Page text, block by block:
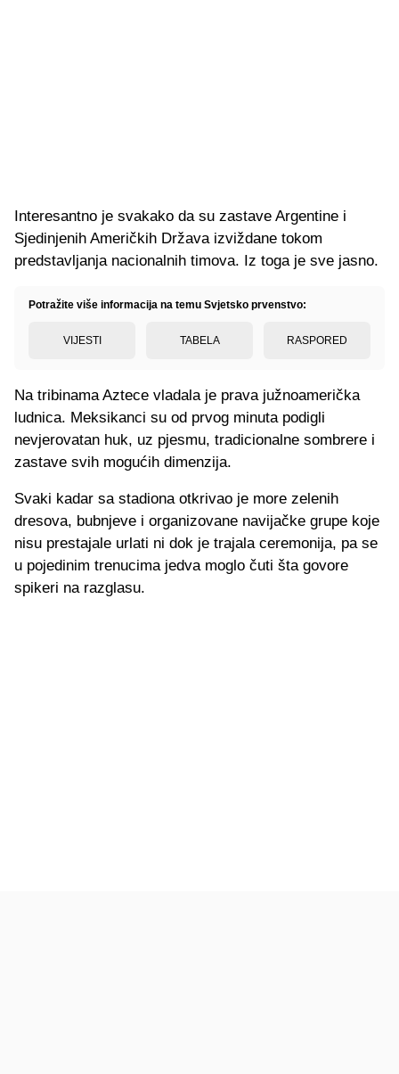
Interesantno je svakako da su zastave Argentine i
Sjedinjenih Američkih Država izviždane tokom
predstavljanja nacionalnih timova. Iz toga je sve jasno.
Potražite više informacija na temu Svjetsko prvenstvo:
VIJESTI TABELA RASPORED
Na tribinama Aztece vladala je prava južnoamerička
ludnica. Meksikanci su od prvog minuta podigli
nevjerovatan huk, uz pjesmu, tradicionalne sombrere i
zastave svih mogućih dimenzija.
Svaki kadar sa stadiona otkrivao je more zelenih
dresova, bubnjeve i organizovane navijačke grupe koje
nisu prestajale urlati ni dok je trajala ceremonija, pa se
u pojedinim trenucima jedva moglo čuti šta govore
spikeri na razglasu.